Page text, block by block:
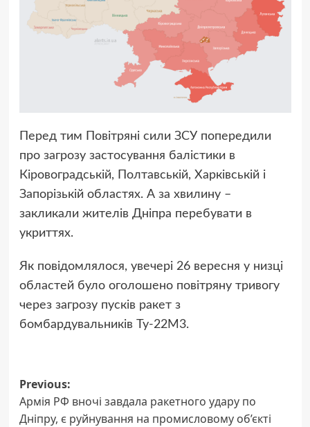
Перед тим Повітряні сили ЗСУ попередили
про загрозу застосування балістики в
Кіровоградській, Полтавській, Харківській і
Запорізькій областях. А за хвилину –
закликали жителів Дніпра перебувати в
укриттях.
Як повідомлялося, увечері 26 вересня у низці
областей було оголошено повітряну тривогу
через загрозу пусків ракет з
бомбардувальників Ту-22М3.
Post
navigation
Previous:
Армія РФ вночі завдала ракетного удару по
Дніпру, є руйнування на промисловому об’єкті